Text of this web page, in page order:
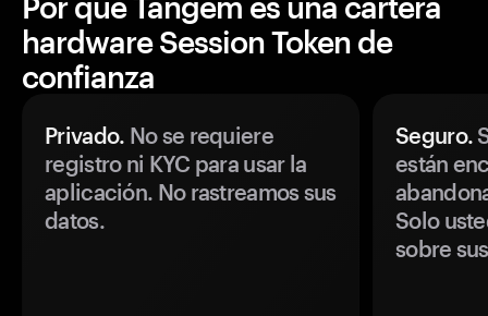
hardware Session Token de
confianza
Privado. No se requiere
registro ni KYC para usar la
aplicación. No rastreamos sus
datos.
Seguro.
están
Solo
sobre